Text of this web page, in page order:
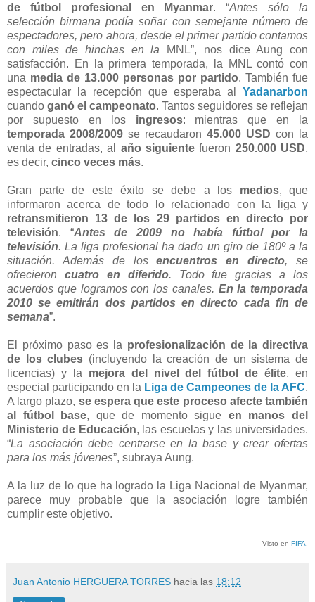
de fútbol profesional en Myanmar. “Antes sólo la
selección birmana podía soñar con semejante número de
espectadores, pero ahora, desde el primer partido contamos
con miles de hinchas en la
MNL”, nos dice Aung con
satisfacción. En la primera temporada, la MNL contó con
una media de 13.000 personas por partido. También fue
espectacular la recepción que esperaba al Yadanarbon
cuando ganó el campeonato. Tantos seguidores se reflejan
por supuesto en los ingresos: mientras que en la
temporada 2008/2009 se recaudaron 45.000 USD con la
venta de entradas, al año siguientefueron 250.000 USD,
es decir, cinco veces más.
Gran parte de este éxito se debe a los medios, que
informaron acerca de todo lo relacionado con la liga y
retransmitieron 13 de los 29 partidos en directo por
televisión. “Antes de 2009 no había fútbol por la
televisión. La liga profesional ha dado un giro de 180º a la
situación. Además de losencuentros en directo, se
ofrecieron cuatro en diferido. Todo fue gracias a los
acuerdos que logramos con los canales. En la temporada
2010 se emitirán dos partidos en directo cada fin de
semana”.
El próximo paso es la profesionalización de la directiva
de los clubes (incluyendo la creación de un sistema de
licencias) y la mejora del nivel del fútbol de élite, en
especial participando en la Liga de Campeones de la AFC.
A largo plazo, se espera que este proceso afecte también
al fútbol base, que de momento sigue en manos del
Ministerio de Educación, las escuelas y las universidades.
“La asociación debe centrarse en la base y crear ofertas
para los más jóvenes”, subraya Aung.
A la luz de lo que ha logrado la Liga Nacional de Myanmar,
parece muy probable que la asociación logre también
cumplir este objetivo.
Visto en FIFA
Juan Antonio HERGUERA TORRES hacia las 18:12